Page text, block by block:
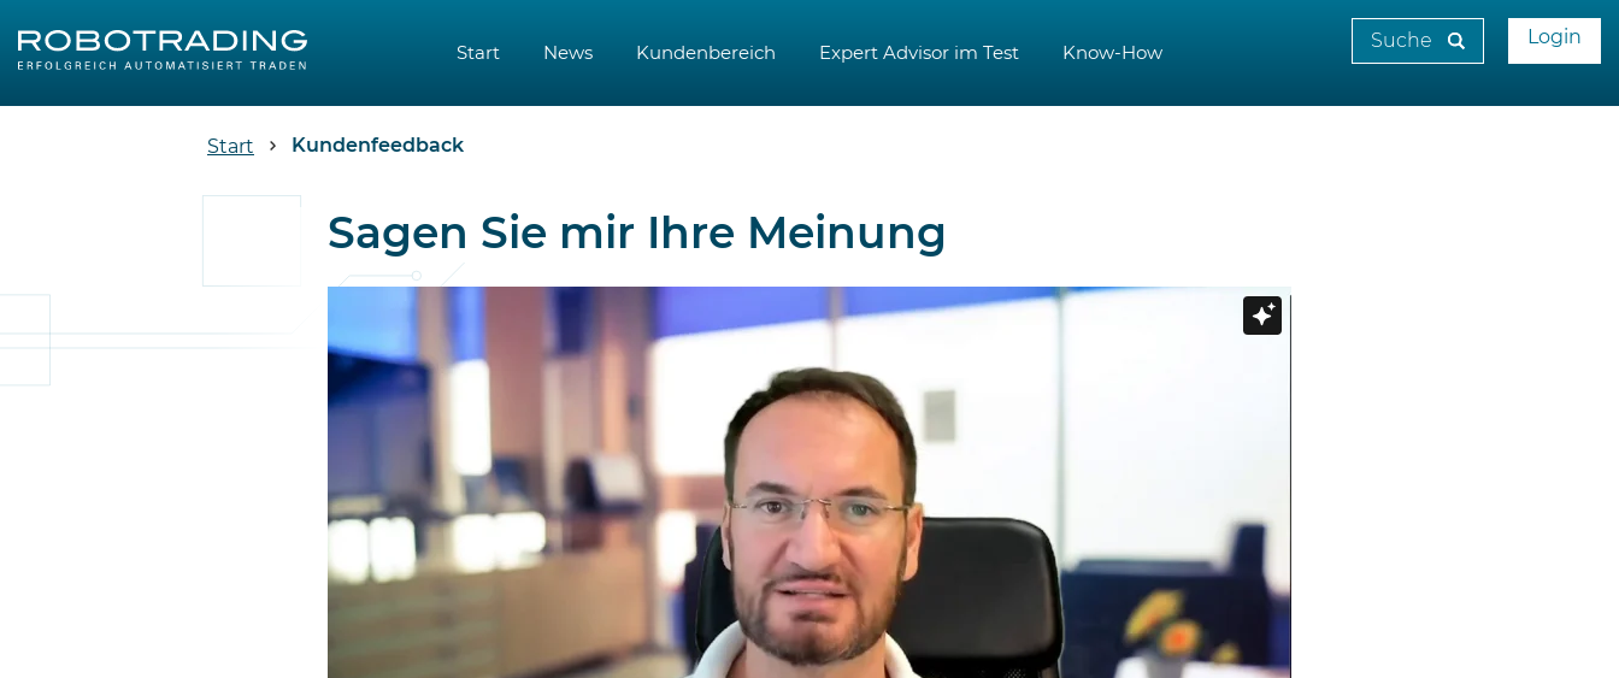
Start News Kundenbereich Expert Advisor im Test Know-How
Login
Start Kundenfeedback
Sagen Sie mir Ihre Meinung